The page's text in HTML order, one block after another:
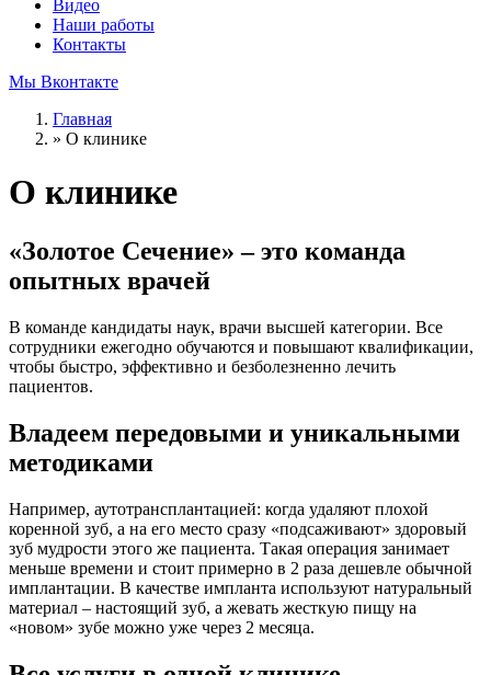
Видео
Наши работы
Контакты
Мы Вконтакте
Главная
» О клинике
О клинике
«Золотое Сечение» – это команда
опытных врачей
В команде кандидаты наук, врачи высшей категории. Все
сотрудники ежегодно обучаются и повышают квалификации,
чтобы быстро, эффективно и безболезненно лечить
пациентов.
Владеем передовыми и уникальными
методиками
Например, аутотрансплантацией: когда удаляют плохой
коренной зуб, а на его место сразу «подсаживают» здоровый
зуб мудрости этого же пациента. Такая операция занимает
меньше времени и стоит примерно в 2 раза дешевле обычной
имплантации. В качестве импланта используют натуральный
материал – настоящий зуб, а жевать жесткую пищу на
«новом» зубе можно уже через 2 месяца.